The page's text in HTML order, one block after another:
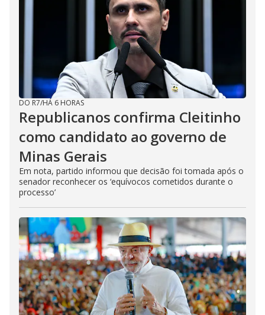
DO R7/HÁ 6 HORAS
Republicanos confirma Cleitinho
como candidato ao governo de
Minas Gerais
Em nota, partido informou que decisão foi tomada após o
senador reconhecer os ‘equívocos cometidos durante o
processo’